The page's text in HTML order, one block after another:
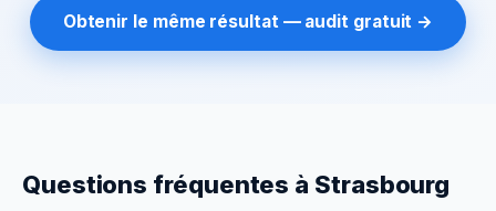
Obtenir le même résultat — audit gratuit →
Questions fréquentes à Strasbourg